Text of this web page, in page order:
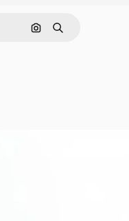
Cerca per immagine
Ricerca